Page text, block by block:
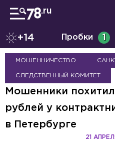
+14 Пробки 1
МОШЕННИЧЕСТВО
СЛЕДСТВЕННЫЙ КОМИТЕТ
Мошенники
рублей у
в Петербурге
21